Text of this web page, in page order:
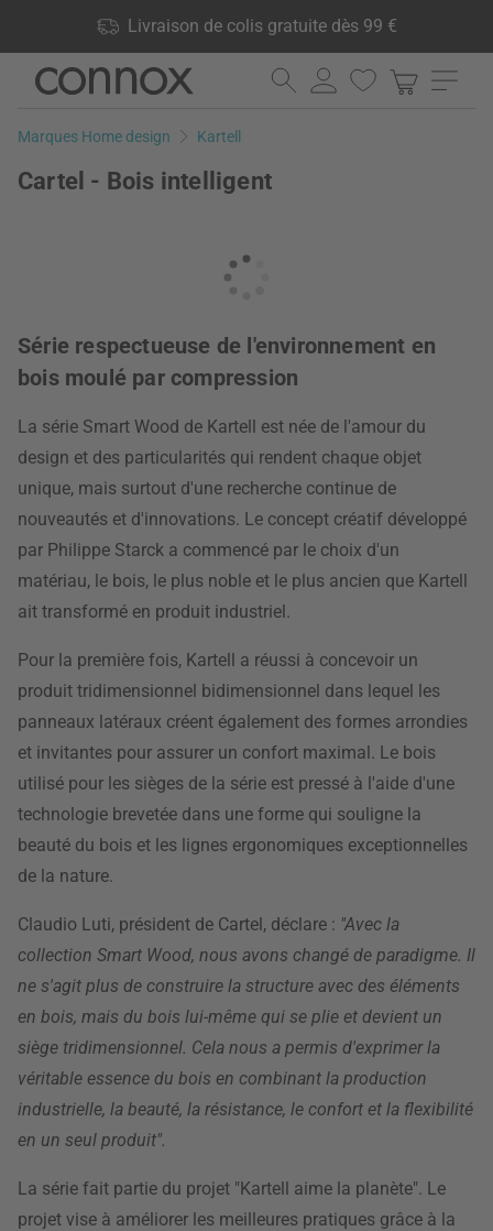
Livraison de colis gratuite dès 99 €
produits en stock, Droit de retour de 60 jours
Aller
contenu
Aller
la
Marques Home design Kartell
Cartel - Bois intelligent
Série respectueuse de l'environnement en
bois moulé par compression
La série Smart Wood de Kartell est née de l'amour du
design et des particularités qui rendent chaque objet
unique, mais surtout d'une recherche continue de
nouveautés et d'innovations. Le concept créatif développé
par Philippe Starck a commencé par le choix d'un
matériau, le bois, le plus noble et le plus ancien que Kartell
ait transformé en produit industriel.
Pour la première fois, Kartell a réussi à concevoir un
produit tridimensionnel bidimensionnel dans lequel les
panneaux latéraux créent également des formes arrondies
et invitantes pour assurer un confort maximal. Le bois
utilisé pour les sièges de la série est pressé à l'aide d'une
technologie brevetée dans une forme qui souligne la
beauté du bois et les lignes ergonomiques exceptionnelles
de la nature.
Claudio Luti, président de Cartel, déclare : "Avec la
collection Smart Wood, nous avons changé de paradigme. Il
ne s'agit plus de construire la structure avec des éléments
en bois, mais du bois lui-même qui se plie et devient un
siège tridimensionnel. Cela nous a permis d'exprimer la
véritable essence du bois en combinant la production
industrielle, la beauté, la résistance, le confort et la flexibilité
en un seul produit".
La série fait partie du projet "Kartell aime la planète". Le
projet vise à améliorer les meilleures pratiques grâce à la